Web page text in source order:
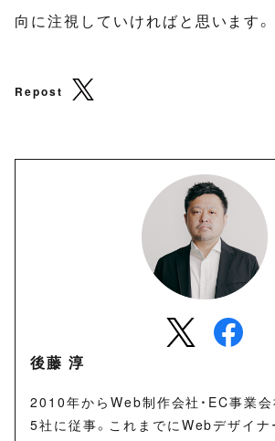
向に注視していければと思います。
Repost
後藤 淳
2010年からWeb制作会社・EC事業会
5社に従事。これまでにWebデザイナ